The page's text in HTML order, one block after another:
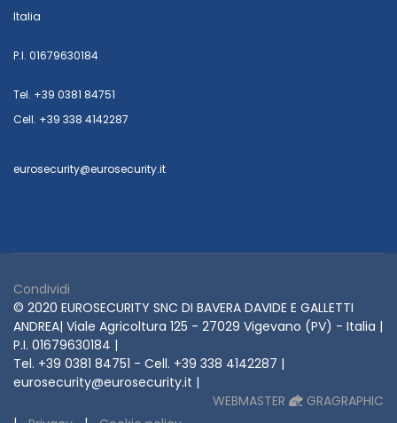
Italia
P.I. 01679630184
Tel. +39 0381 84751
Cell. +39 338 4142287
eurosecurity@eurosecurity.it
Condividi
© 2020 EUROSECURITY SNC DI BAVERA DAVIDE E GALLETTI
ANDREA| Viale Agricoltura 125 - 27029 Vigevano (PV) - Italia |
P.I. 01679630184 |
Tel. +39 0381 84751 - Cell. +39 338 4142287 |
eurosecurity@eurosecurity.it |
WEBMASTER
GRAGRAPHIC